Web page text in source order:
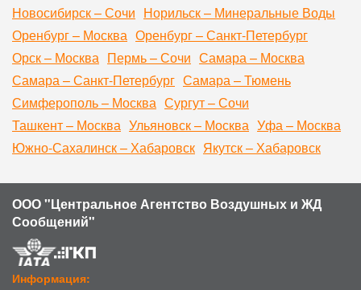
Новосибирск – Сочи Норильск – Минеральные Воды
Оренбург – Москва Оренбург – Санкт-Петербург
Орск – Москва Пермь – Сочи Самара – Москва
Самара – Санкт-Петербург Самара – Тюмень
Симферополь – Москва Сургут – Сочи
Ташкент – Москва Ульяновск – Москва Уфа – Москва
Южно-Сахалинск – Хабаровск Якутск – Хабаровск
ООО "Центральное Агентство Воздушных и ЖД
Сообщений"
Информация: